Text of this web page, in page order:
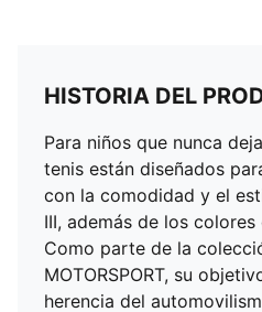
HISTORIA DEL
Para niños que nunca
tenis están diseñados
con la comodidad y el
III, además de los
Como parte de la
MOTORSPORT, su
herencia del